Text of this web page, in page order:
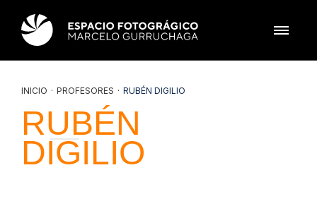
INICIO · PROFESORES · RUBÉN DIGILIO
RUBÉN
DIGILIO